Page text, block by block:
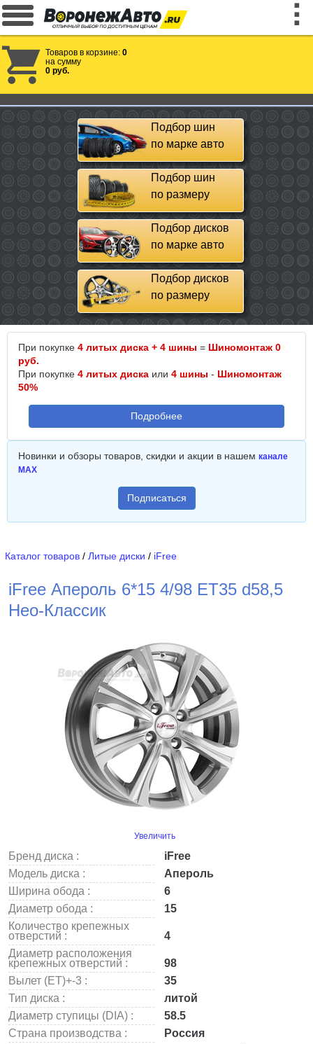
Товаров в корзине: 0
на сумму
0 руб.
Подбор шин
по марке авто
Подбор шин
по размеру
Подбор дисков
по марке авто
Подбор дисков
по размеру
При покупке 4 литых диска + 4 шины = Шиномонтаж 0
руб.
При покупке 4 литых диска или 4 шины - Шиномонтаж
50%
Подробнее
Новинки и обзоры товаров, скидки и акции в нашем канале
MAX
Подписаться
Каталог товаров / Литые диски / iFree
iFree Апероль 6*15 4/98 ET35 d58,5
Нео-Классик
Увеличить
Бренд диска :
iFree
Модель диска :
Апероль
Ширина обода :
6
Диаметр обода :
15
Количество крепежных
отверстий :
4
Диаметр расположения
крепежных отверстий :
98
Вылет (ET)+-3 :
35
Тип диска :
литой
Диаметр ступицы (DIA) :
58.5
Страна производства :
Россия